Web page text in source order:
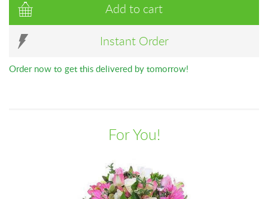
Add to cart
Instant Order
Order now to get this delivered by tomorrow!
For You!